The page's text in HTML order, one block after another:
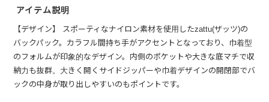
アイテム説明
【デザイン】 スポーティなナイロン素材を使用したzattu(ザッツ)の
バックパック。カラフル間持ち手がアクセントとなっており、巾着型
のフォルムが印象的なデザイン。内側のポケットや大きな底マチで収
納力も抜群。大きく開くサイドジッパーや巾着デザインの開閉部でバ
ックの中身が取り出しやすいのもポイントです。